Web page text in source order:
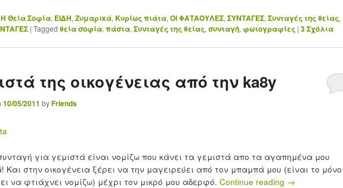
H Θεία Σοφία, ΕΙΔΗ, Ζυμαρικά, Κυρίως πιάτα, ΟΙ ΦΑΤΑΟΥΛΕΣ, ΣΥΝΤΑΓΕΣ, Συνταγές της θείας,
| Tagged θεία σοφία, πάστα, Συνταγές της θείας, συνταγή, φωτογραφίες | 3Σχόλια
της οικογένειας από την ka8y
10/05/2011 byFriends
για γεμιστά είναι νομίζω που κάνει τα γεμιστά απο τα αγαπημένα μου
Και στην οικογένεια ξέρει να την μαγειρεύει από τον μπαμπά μου (είναι το μόνο
να φτιάχνει νομίζω) μέχρι τον μικρό μου αδερφό. Continue reading →